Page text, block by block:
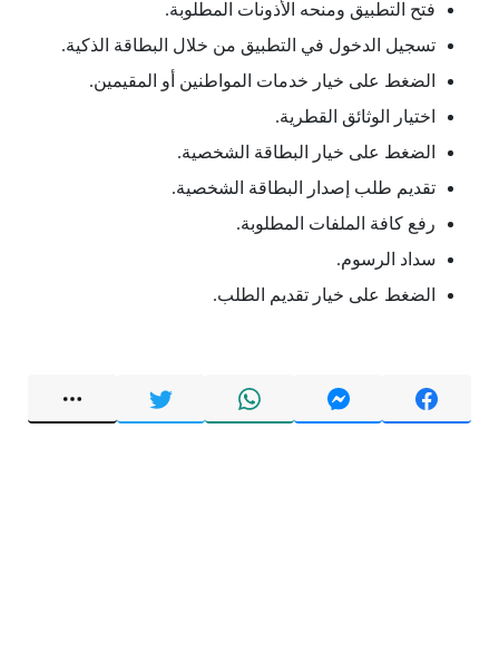
فتح التطبيق ومنحه الأذونات المطلوبة.
تسجيل الدخول في التطبيق من خلال البطاقة الذكية.
الضغط على خيار خدمات المواطنين أو المقيمين.
اختيار الوثائق القطرية.
الضغط على خيار البطاقة الشخصية.
تقديم طلب إصدار البطاقة الشخصية.
رفع كافة الملفات المطلوبة.
سداد الرسوم.
الضغط على خيار تقديم الطلب.